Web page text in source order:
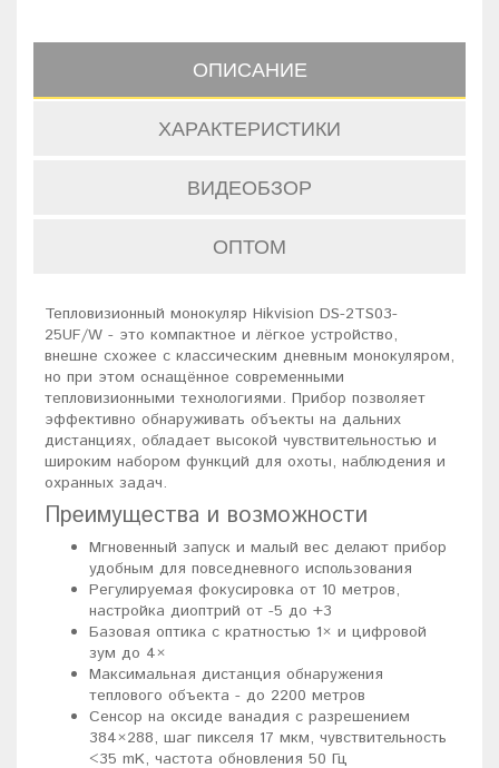
ОПИСАНИЕ
ХАРАКТЕРИСТИКИ
ВИДЕОБЗОР
ОПТОМ
Тепловизионный монокуляр Hikvision DS-2TS03-
25UF/W - это компактное и лёгкое устройство,
внешне схожее с классическим дневным монокуляром,
но при этом оснащённое современными
тепловизионными технологиями. Прибор позволяет
эффективно обнаруживать объекты на дальних
дистанциях, обладает высокой чувствительностью и
широким набором функций для охоты, наблюдения и
охранных задач.
Преимущества и возможности
Мгновенный запуск и малый вес делают прибор
удобным для повседневного использования
Регулируемая фокусировка от 10 метров,
настройка диоптрий от -5 до +3
Базовая оптика с кратностью 1× и цифровой
зум до 4×
Максимальная дистанция обнаружения
теплового объекта - до 2200 метров
Сенсор на оксиде ванадия с разрешением
384×288, шаг пикселя 17 мкм, чувствительность
<35 mK, частота обновления 50 Гц